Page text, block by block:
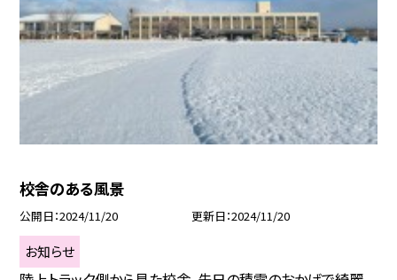
校舎のある風景
公開日 2024/11/20 更新日 2024/11/20
お知らせ